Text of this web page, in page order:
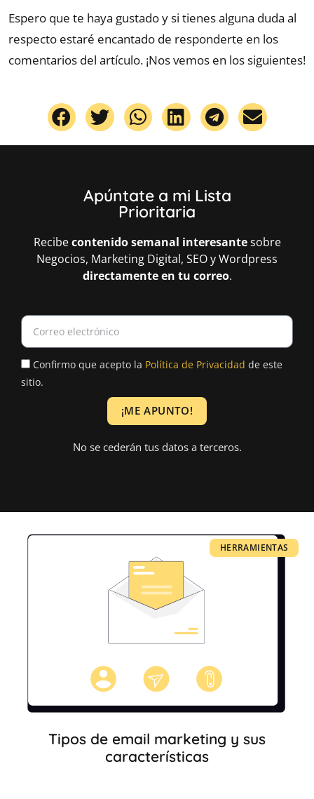
Espero que te haya gustado y si tienes alguna duda al
respecto estaré encantado de responderte en los
comentarios del artículo. ¡Nos vemos en los siguientes!
Apúntate a mi Lista
Prioritaria
Recibecontenido semanal interesantesobre
Negocios, Marketing Digital, SEO y Wordpress
directamente en tu correo.
Confirmo que acepto la Política de Privacidad de este
sitio.
¡ME APUNTO!
No se cederán tus datos a terceros.
HERRAMIENTAS
Tipos de email marketing y sus
características